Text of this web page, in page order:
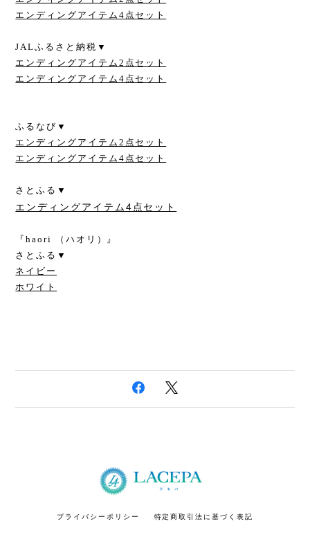
エンディングアイテム4点セット
JALふるさと納税▼
エンディングアイテム2点セット
エンディングアイテム4点セット
ふるなび▼
エンディングアイテム2点セット
エンディングアイテム4点セット
さとふる▼
エンディングアイテム4点セット
『haori （ハオリ）』
さとふる▼
ネイビー
ホワイト
プライバシーポリシー 特定商取引法に基づく表記